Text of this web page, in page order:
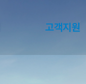
고객지원